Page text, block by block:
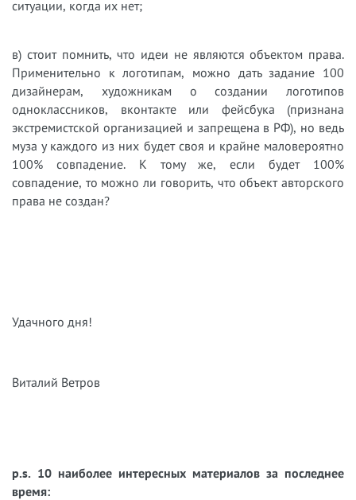
ситуации, когда их нет;
в) стоит помнить, что идеи не являются объектом права.
Применительно к логотипам, можно дать задание 100
дизайнерам, художникам о создании логотипов
одноклассников, вконтакте или фейсбука (признана
экстремистской организацией и запрещена в РФ), но ведь
муза у каждого из них будет своя и крайне маловероятно
100% совпадение. К тому же, если будет 100%
совпадение, то можно ли говорить, что объект авторского
права не создан?
Удачного дня!
Виталий Ветров
p.s. 10 наиболее интересных материалов за последнее
время: